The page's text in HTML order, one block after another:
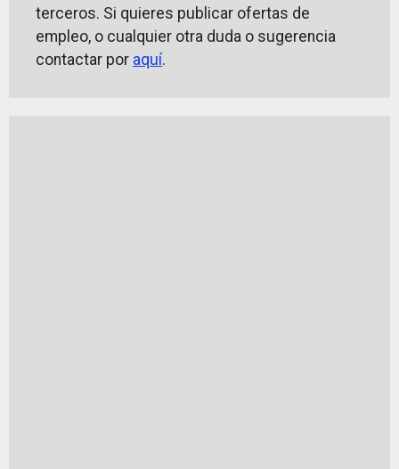
terceros. Si quieres publicar ofertas de
empleo, o cualquier otra duda o sugerencia
contactar por aquí.